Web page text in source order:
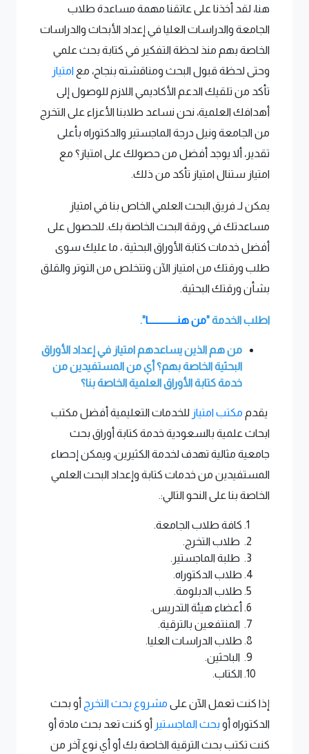
هنا، لقد أخذنا على عاتقنا مهمة مساعدة طلاب
الجامعة والدراسات العليا في إعداد الأبحاث والدراسات
الخاصة بهم منذ لحظة التفكير في كتابة بحث علمي
وحتى لحظة قبول البحث ومناقشته بنجاح، مع امتياز
تأكد من تلقيك الدعم الأكاديمي اللازم للوصول إلى
أهدافك العلمية، نحن نساعد طلابنا الأعزاء على التخرج
من الجامعة ونيل درجة الماجستير والدكتوراه بأعلى
تقدير، ألا يوجد أفضل من حصولك على امتياز؟ مع
امتياز ستنال امتياز تأكد من ذلك.
يمكن لـ فريق البحث العلمي الخاص بنا في امتياز
مساعدتك في ورقة البحث الخاصة بك. للحصول على
أفضل خدمات كتابة الأوراق البحثية ، ما عليك سوى
طلب ورقتك من امتياز الآن وتتخلص من التوتر والقلق
بشأن ورقتك البحثية.
اطلب الخدمة "من هنــــــــــــــا".
من هم الذين يساعدهم امتياز في إعداد الأوراق
البحثية الخاصة بهم؟ أي من المستفيدين من
خدمة كتابة الأوراق العلمية الخاصة بنا؟
يقدم مكتب امتياز للخدمات التعليمية أفضل مكتب
ابحاث علمية بالسعودية خدمة كتابة أوراق بحث
جامعية مثالية تهدف لخدمة الكثيرين، ويمكن إحصاء
المستفيدين من خدمات كتابة وإعداد البحث العلمي
الخاصة بنا على النحو التالي:.
كافة طلاب الجامعة.
طلاب التخرج.
طلبة الماجستير.
طلاب الدكتوراه.
طلاب الدبلومة.
أعضاء هيئة التدريس.
المنتفعين بالترقية.
طلاب الدراسات العليا.
الباحثين.
الكتاب.
إذا كنت تعمل الآن على مشروع بحث التخرج أو بحث
الدكتوراه أو بحث الماجستير أو كنت تعد بحث مادة أو
كنت تكتب بحث الترقية الخاصة بك أو أي نوع آخر من